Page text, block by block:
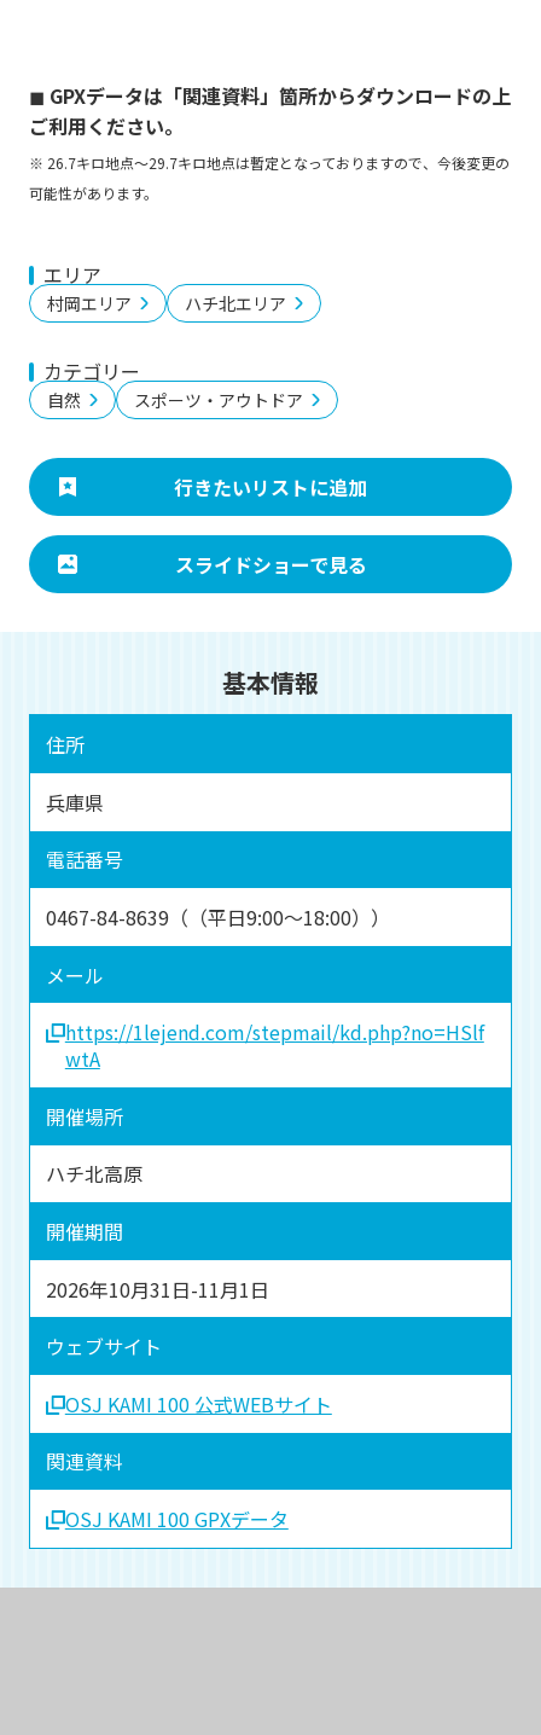
◼︎ GPXデータは「関連資料」箇所からダウンロードの上
ご利用ください。
※ 26.7キロ地点～29.7キロ地点は暫定となっておりますので、今後変更の
可能性があります。
エリア
村岡エリア ハチ北エリア
カテゴリー
自然 スポーツ・アウトドア
行きたいリストに追加
スライドショーで見る
基本情報
住所
兵庫県
電話番号
0467-84-8639（（平日9:00～18:00））
メール
https://1lejend.com/stepmail/kd.php?no=HSlf
wtA
開催場所
ハチ北高原
開催期間
2026年10月31日-11月1日
ウェブサイト
OSJ KAMI 100 公式WEBサイト
関連資料
OSJ KAMI 100 GPXデータ